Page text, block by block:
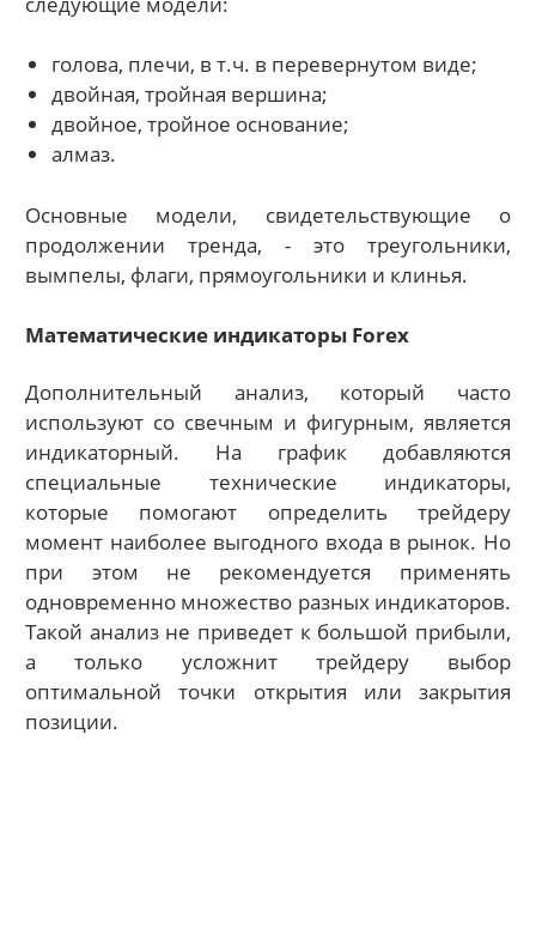
голова, плечи, в т.ч. в перевернутом виде;
двойная, тройная вершина;
двойное, тройное основание;
алмаз.
Основные модели, свидетельствующие о
продолжении тренда, - это треугольники,
вымпелы, флаги, прямоугольники и клинья.
Математические индикаторы Forex
Дополнительный анализ, который часто
используют со свечным и фигурным, является
индикаторный. На график добавляются
специальные технические индикаторы,
которые помогают определить трейдеру
момент наиболее выгодного входа в рынок. Но
при этом не рекомендуется применять
одновременно множество разных индикаторов.
Такой анализ не приведет к большой прибыли,
а только усложнит трейдеру выбор
оптимальной точки открытия или закрытия
позиции.